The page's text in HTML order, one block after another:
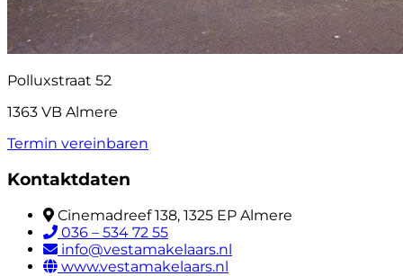
Polluxstraat 52
1363 VB Almere
Termin vereinbaren
Kontaktdaten
Cinemadreef 138, 1325 EP Almere
036 – 534 72 55
info@vestamakelaars.nl
www.vestamakelaars.nl